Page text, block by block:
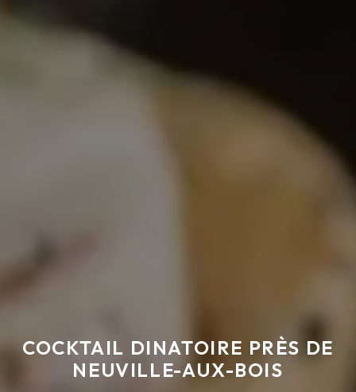
COCKTAIL DINATOIRE PRÈS DE
NEUVILLE-AUX-BOIS